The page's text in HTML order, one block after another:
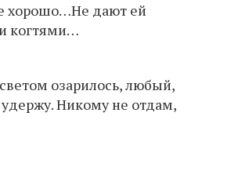
хорошо…Не дают ей
когтями…
озарилось, любый,
Никому не отдам,